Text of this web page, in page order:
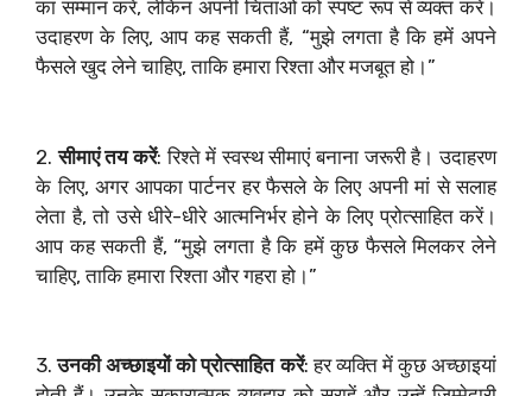
का सम्मान करें, लेकिन अपनी चिंताओं को स्पष्ट रूप से व्यक्त करें।
उदाहरण के लिए, आप कह सकती हैं, “मुझे लगता है कि हमें अपने
फैसले खुद लेने चाहिए, ताकि हमारा रिश्ता और मजबूत हो।”
2.सीमाएं तय करें: रिश्ते में स्वस्थ सीमाएं बनाना जरूरी है। उदाहरण
के लिए, अगर आपका पार्टनर हर फैसले के लिए अपनी मां से सलाह
लेता है, तो उसे धीरे-धीरे आत्मनिर्भर होने के लिए प्रोत्साहित करें।
आप कह सकती हैं, “मुझे लगता है कि हमें कुछ फैसले मिलकर लेने
चाहिए, ताकि हमारा रिश्ता और गहरा हो।”
3.उनकी अच्छाइयों को प्रोत्साहित करें: हर व्यक्ति में कुछ अच्छाइयां